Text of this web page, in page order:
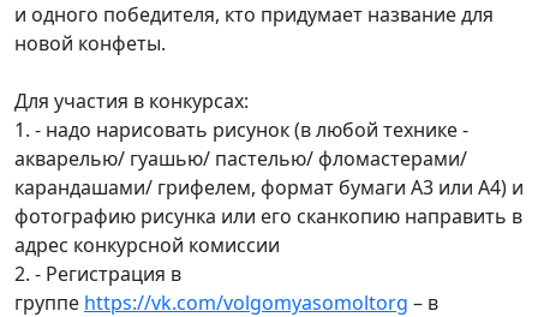
и одного победителя, кто придумает название для
новой конфеты.
Для участия в конкурсах:
1. - надо нарисовать рисунок (в любой технике -
акварелью/ гуашью/ пастелью/ фломастерами/
карандашами/ грифелем, формат бумаги А3 или А4) и
фотографию рисунка или его сканкопию направить в
адрес конкурсной комиссии
2. - Регистрация в
группе https://vk.com/volgomyasomoltorg – в